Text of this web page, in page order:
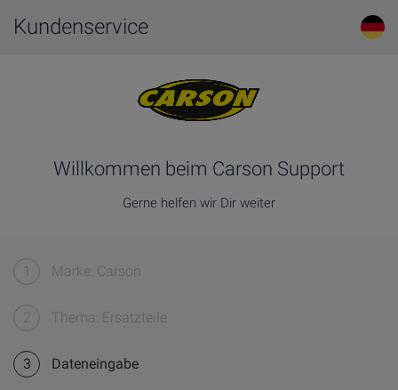
Kundenservice
Willkommen beim Carson Support
Gerne helfen wir Dir weiter
1 Marke: Carson
2 Thema: Ersatzteile
3 Dateneingabe